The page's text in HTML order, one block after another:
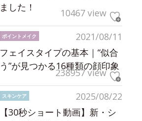
ました！
10467 view
2021/08/11
ポイントメイク
フェイスタイプの基本｜“似合
う”が見つかる16種類の顔印象
238957 view
2025/08/22
スキンケア
【30秒ショート動画】新・シ